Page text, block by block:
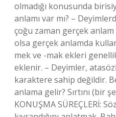
olmadığı konusunda
anlamı var mı? –
çoğu zaman gerçek anlam
olsa gerçek anlamda
mek ve -mak ekleri
eklenir. – Deyimler,
karaktere sahip değildir.
anlama gelir? Sırtını (bir
KONUŞMA SÜREÇLERİ: